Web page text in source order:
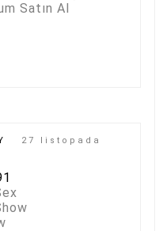
Satın Al
27 listopada